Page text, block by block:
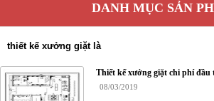
DANH MỤC SẢN
thiết kế xưởng giặt là
Thiết kế xưởng giặt chi phí đầu
08/03/2019